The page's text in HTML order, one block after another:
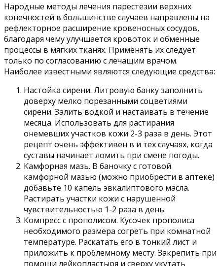
Народные методы лечения парестезии верхних
конечностей в большинстве случаев направлены на
рефлекторное расширение кровеносных сосудов,
благодаря чему улучшается кровоток и обменные
процессы в мягких тканях. Применять их следует
только по согласованию с лечащим врачом.
Наиболее известными являются следующие средства:
Настойка сирени. Литровую банку заполнить
доверху мелко порезанными соцветиями
сирени. Залить водкой и настаивать в течение
месяца. Использовать для растирания
онемевших участков кожи 2-3 раза в день. Этот
рецепт очень эффективен в и тех случаях, когда
суставы начинает ломить при смене погоды.
Камфорная мазь. В баночку с готовой
камфорной мазью (можно приобрести в аптеке)
добавьте 10 капель эвкалиптового масла.
Растирать участки кожи с нарушенной
чувствительностью 1-2 раза в день.
Компресс с прополисом. Кусочек прополиса
необходимого размера согреть при комнатной
температуре. Раскатать его в тонкий лист и
приложить к проблемному месту. Закрепить при
помощи лейкопластыря и сверху укутать